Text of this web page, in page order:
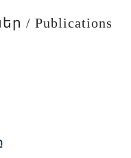
/ Publications